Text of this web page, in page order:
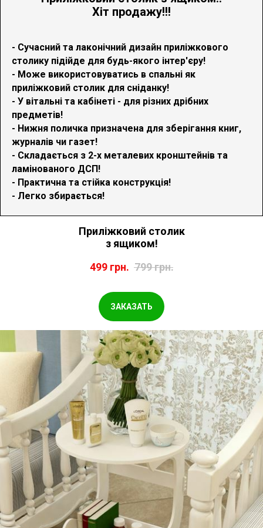
Хіт продажу!!!
- Сучасний та лаконічний дизайн приліжкового
столику підійде для будь-якого інтер'єру!
- Може використовуватись в спальні як
приліжковий столик для сніданку!
- У вітальні та кабінеті - для різних дрібних
предметів!
- Нижня поличка призначена для зберігання книг,
журналів чи газет!
- Складається з 2-х металевих кронштейнів та
ламінованого ДСП!
- Практична та стійка конструкція!
- Легко збирається!
Приліжковий столик
з ящиком!
499 грн. 799грн.
ЗАКАЗАТЬ